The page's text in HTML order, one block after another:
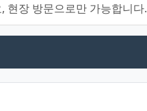
현장 방문으로만 가능합니다.